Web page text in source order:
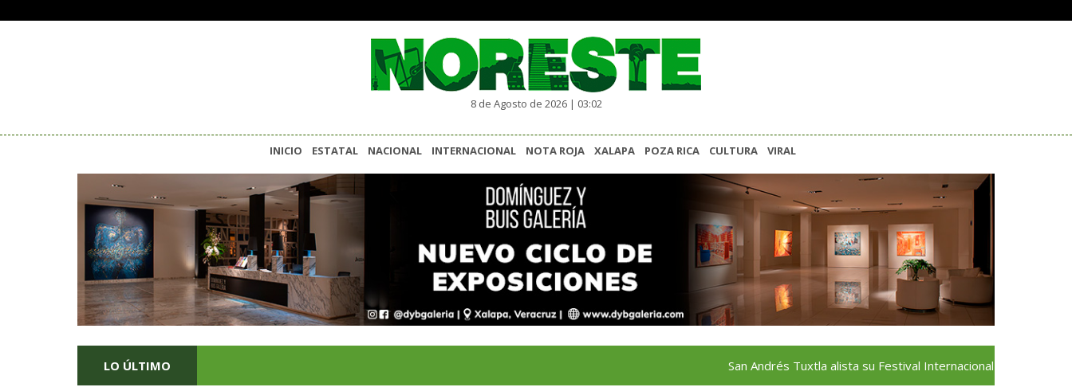
8 de Agosto de 2026 | 03:02
INICIO ESTATAL NACIONAL INTERNACIONAL NOTA ROJA XALAPA POZA RICA CULTURA VIRAL
LO ÚLTIMO San Andrés Tuxtla alista su Festival Internacional de Globos de Papel